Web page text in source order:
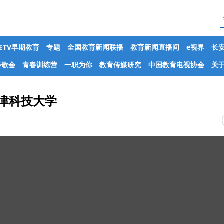
早期教育 专题 全国教育新闻联播 教育新闻直播间 e视界
长
会
青春训练营 一职为你 教育传媒研究 中国教育电视协会 关
科技大学